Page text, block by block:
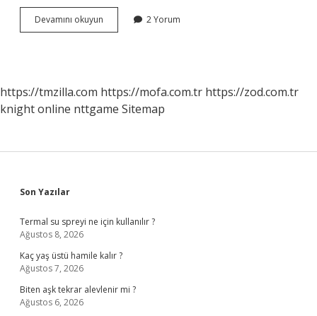
Devamını okuyun
Gebelik
2 Yorum
https://tmzilla.com https://mofa.com.tr https://zod.com.tr
knight online nttgame Sitemap
Sidebar
Son Yazılar
Termal su spreyi ne için kullanılır ?
Ağustos 8, 2026
Kaç yaş üstü hamile kalır ?
Ağustos 7, 2026
Biten aşk tekrar alevlenir mi ?
Ağustos 6, 2026